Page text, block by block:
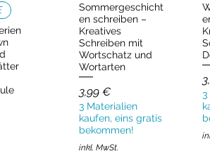
Schnellansicht
Sommergeschicht
en schreiben –
Kreatives
Schreiben mit
Wortschatz und
Wortarten
Preis
3,99 €
3 Materialien
kaufen, eins gratis
bekommen!
inkl. MwSt.
3